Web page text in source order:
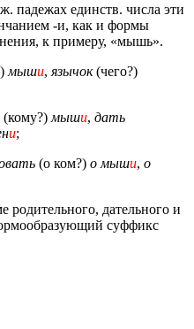
падежах единств. числа эти
-и, как и формы
к примеру, «мышь».
мыши, язычок(чего?)
(кому?) мыши, дать
и;
(о ком?) о мыши, о
дательного и
суффикс